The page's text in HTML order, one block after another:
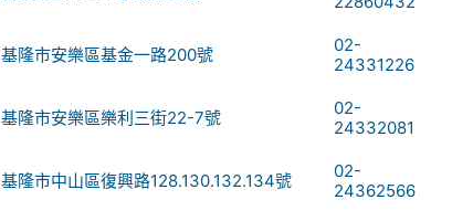
基隆市安樂區基金一路200號
02-
24331226
基隆市安樂區樂利三街22-7號
02-
24332081
基隆市中山區復興路128.130.132.134號
02-
24362566